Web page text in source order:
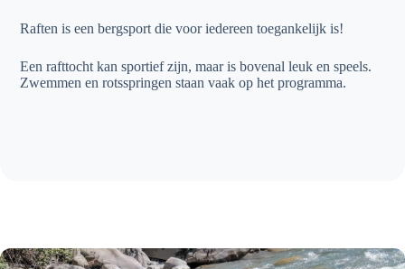
Raften is een bergsport die voor iedereen toegankelijk is!
Een rafttocht kan sportief zijn, maar is bovenal leuk en speels.
Zwemmen en rotsspringen staan vaak op het programma.